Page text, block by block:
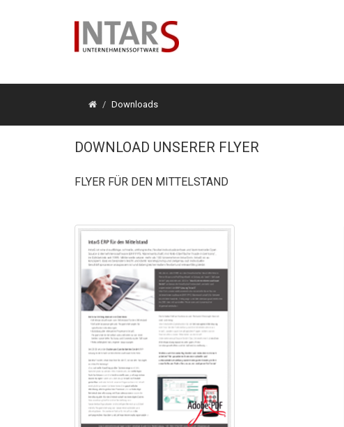
Downloads
DOWNLOAD UNSERER FLYER
FLYER FÜR DEN MITTELSTAND